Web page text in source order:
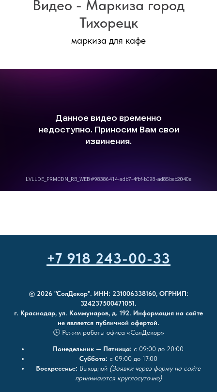
Видео - Маркиза город
Тихорецк
маркиза для кафе
+7 918 243-00-33
© 2026 "СолДекор". ИНН: 231006338160, ОГРНИП:
324237500471051.
г. Краснодар, ул. Коммунаров, д. 192. Информация на сайте
не является публичной офертой.
🕒 Режим работы офиса «СолДекор»
Понедельник — Пятница: с 09:00 до 20:00
Суббота: с 09:00 до 17:00
Воскресенье: Выходной (Заявки через форму на сайте
принимаются круглосуточно)